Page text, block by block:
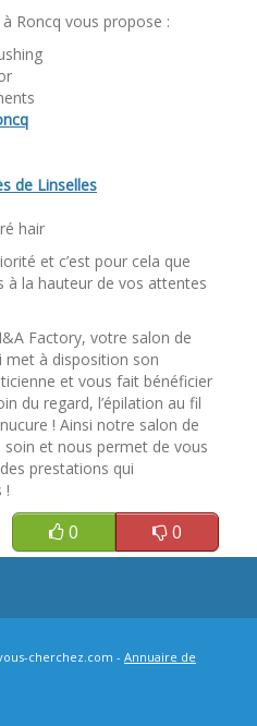
Roncq vous propose :
de Linselles
hair
et c’est pour cela que
à la hauteur de vos attentes
Factory, votre salon de
met à disposition son
et vous fait bénéficier
du regard, l’épilation au fil
! Ainsi notre salon de
et nous permet de vous
prestations qui
!
0 0
cherchez.com - Annuaire de